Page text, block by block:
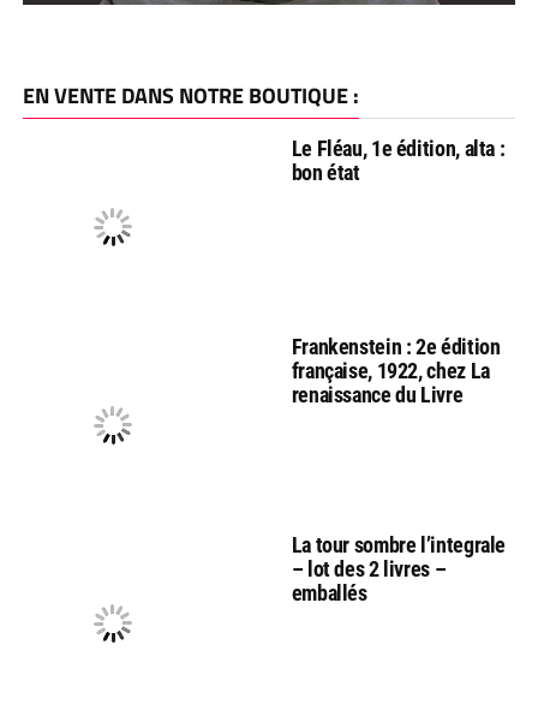
EN VENTE DANS NOTRE BOUTIQUE :
Le Fléau, 1e édition, alta :
bon état
Frankenstein : 2e édition
française, 1922, chez La
renaissance du Livre
La tour sombre l’integrale
– lot des 2 livres –
emballés